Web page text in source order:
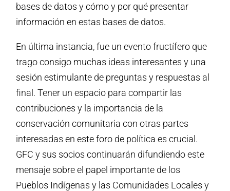
bases de datos y cómo y por qué presentar
información en estas bases de datos.
En última instancia, fue un evento fructífero que
trago consigo muchas ideas interesantes y una
sesión estimulante de preguntas y respuestas al
final. Tener un espacio para compartir las
contribuciones y la importancia de la
conservación comunitaria con otras partes
interesadas en este foro de política es crucial.
GFC y sus socios continuarán difundiendo este
mensaje sobre el papel importante de los
Pueblos Indígenas y las Comunidades Locales y